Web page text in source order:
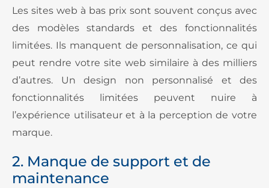
Les sites web à bas prix sont souvent conçus avec
des modèles standards et des fonctionnalités
limitées. Ils manquent de personnalisation, ce qui
peut rendre votre site web similaire à des milliers
d’autres. Un design non personnalisé et des
fonctionnalités limitées peuvent nuire à
l’expérience utilisateur et à la perception de votre
marque.
2. Manque de support et de
maintenance